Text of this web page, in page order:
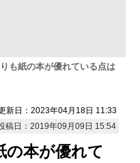
も紙の本が優れている点は
新日：2023年04月18日 11:33
稿日：2019年09月09日 15:54
の本が優れて